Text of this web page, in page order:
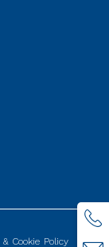
& Cookie Policy